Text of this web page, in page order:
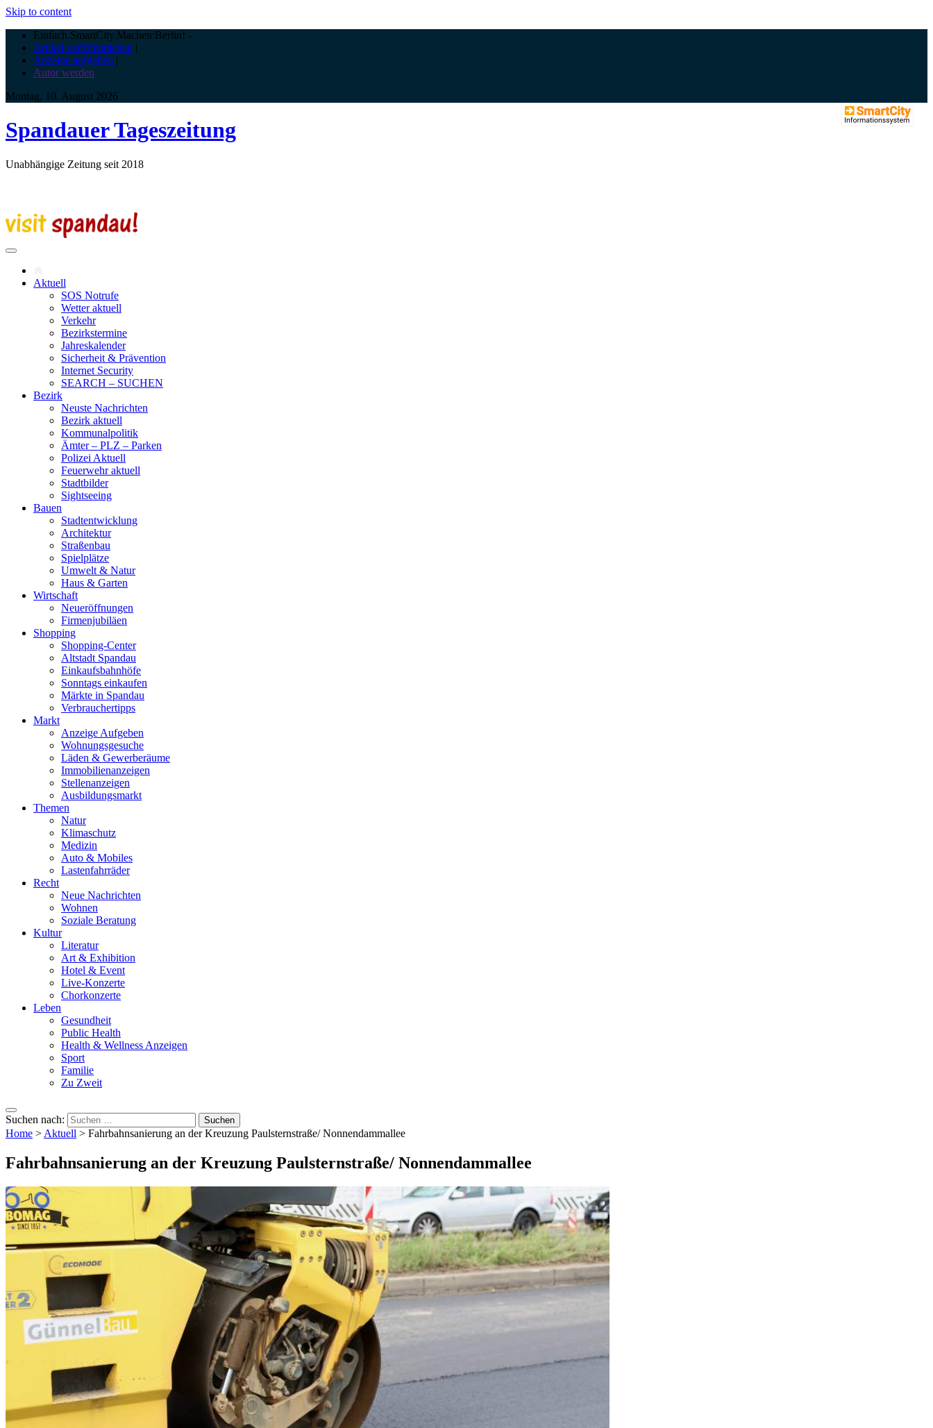
Skip to content
Einfach.SmartCity.Machen:Berlin! -
Artikel veröffentlichen |
Anzeige aufgeben |
Autor werden
Montag, 10. August 2026
Spandauer Tageszeitung
Unabhängige Zeitung seit 2018
Aktuell
SOS Notrufe
Wetter aktuell
Verkehr
Bezirkstermine
Jahreskalender
Sicherheit & Prävention
Internet Security
SEARCH – SUCHEN
Bezirk
Neuste Nachrichten
Bezirk aktuell
Kommunalpolitik
Ämter – PLZ – Parken
Polizei Aktuell
Feuerwehr aktuell
Stadtbilder
Sightseeing
Bauen
Stadtentwicklung
Architektur
Straßenbau
Spielplätze
Umwelt & Natur
Haus & Garten
Wirtschaft
Neueröffnungen
Firmenjubiläen
Shopping
Shopping-Center
Altstadt Spandau
Einkaufsbahnhöfe
Sonntags einkaufen
Märkte in Spandau
Verbrauchertipps
Markt
Anzeige Aufgeben
Wohnungsgesuche
Läden & Gewerberäume
Immobilienanzeigen
Stellenanzeigen
Ausbildungsmarkt
Themen
Natur
Klimaschutz
Medizin
Auto & Mobiles
Lastenfahrräder
Recht
Neue Nachrichten
Wohnen
Soziale Beratung
Kultur
Literatur
Art & Exhibition
Hotel & Event
Live-Konzerte
Chorkonzerte
Leben
Gesundheit
Public Health
Health & Wellness Anzeigen
Sport
Familie
Zu Zweit
Suchen nach:
Home >Aktuell > Fahrbahnsanierung an der Kreuzung Paulsternstraße/ Nonnendammallee
Fahrbahnsanierung an der Kreuzung Paulsternstraße/ Nonnendammallee